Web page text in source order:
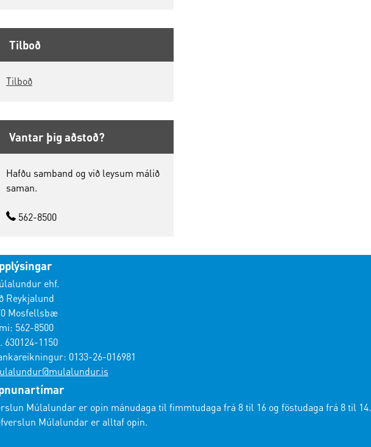
Tilboð
Tilboð
Vantar þig aðstoð?
Hafðu samband og við leysum málið
saman.
562-8500
ehf.
Reykjalund
Mosfellsbæ
562-8500
630124-1150
0133-26-016981
Múlalundar er opin mánudaga til fimmtudaga frá 8 til 16 og föstudaga frá 8 til 14.
Múlalundar er alltaf opin.